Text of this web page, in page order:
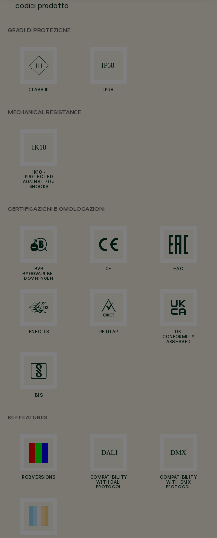
codici prodotto
GRADI DI PROTEZIONE
CLASS III IP68
MECHANICAL RESISTANCE
IK10 -
PROTECTED
AGAINST 20 J
SHOCKS
CERTIFICAZIONI E OMOLOGAZIONI
BVB
BYGGVARUBE-
DÖMNINGEN
CE EAC
ENEC-03 RETILAP
UK
CONFORMITY
ASSESSED
BIS
KEY FEATURES
RGB VERSIONS
COMPATIBILITY
WITH DALI
PROTOCOL
COMPATIBILITY
WITH DMX
PROTOCOL